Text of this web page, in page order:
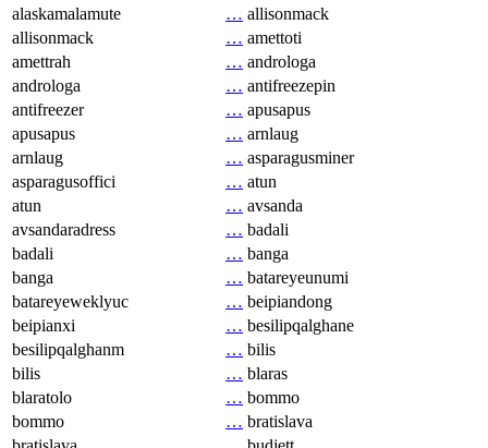
alaskamalamute
… allisonmack
allisonmack
… amettoti
amettrah
… androloga
androloga
… antifreezepin
antifreezer
… apusapus
apusapus
… arnlaug
arnlaug
… asparagusminer
asparagusoffici
… atun
atun
… avsanda
avsandaradress
… badali
badali
… banga
banga
… batareyeunumi
batareyeweklyuc
… beipiandong
beipianxi
… besilipqalghane
besilipqalghanm
… bilis
bilis
… blaras
blaratolo
… bommo
bommo
… bratislava